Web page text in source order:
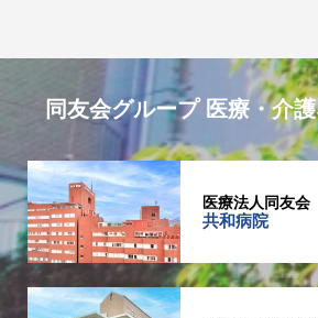
同友会グループ 医療・介
医療法人同友会
共和病院